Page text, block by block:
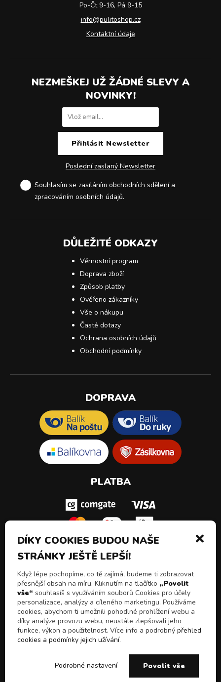
Po-Čt 9-16, Pá 9-15
info@pulitoshop.cz
Kontaktní údaje
NEZMEŠKEJ UŽ ŽÁDNÉ SLEVY A
NOVINKY!
Poslední zaslaný Newsletter
Souhlasím se zasíláním obchodních sdělení a
zpracováním osobních údajů.
DŮLEŽITÉ ODKAZY
Věrnostní program
Doprava zboží
Způsob platby
Ověřeno zákazníky
Vše o nákupu
Časté dotazy
Ochrana osobních údajů
Obchodní podmínky
DOPRAVA
PLATBA
SLEDUJ NÁS!
© 2026 Všechna práva vyhrazena
E-shop Pulito - Kvalitní drogerie a čistící prostředky z
Itálie
nabídky a novinky!
ANO
DÍKY COOKIES BUDOU NAŠE
STRÁNKY JEŠTĚ LEPŠÍ!
Když lépe pochopíme, co tě zajímá, budeme ti zobrazovat
přesnější obsah na míru. Kliknutím na tlačítko „Povolit
vše“ souhlasíš s využíváním souborů Cookies pro účely
personalizace, analýzy a cíleného marketingu. Používáme
cookies, abychom ti umožnili pohodlné prohlížení webu a
díky analýze provozu webu, neustále zlepšovali jeho
funkce, výkon a použitelnost. Více info a podrobný přehled
cookies a podmínky jejich užívání.
Podrobné nastavení Povolit vše